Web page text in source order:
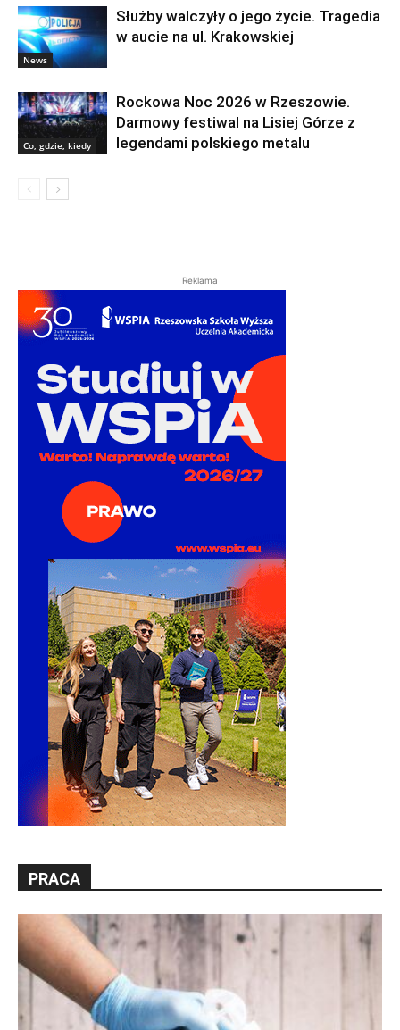
News
Służby walczyły o jego życie. Tragedia
w aucie na ul. Krakowskiej
Co, gdzie, kiedy
Rockowa Noc 2026 w Rzeszowie.
Darmowy festiwal na Lisiej Górze z
legendami polskiego metalu
Reklama
PRACA